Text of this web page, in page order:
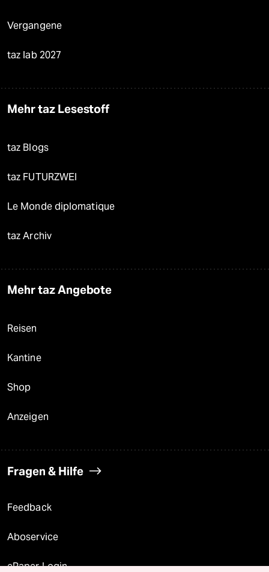
Vergangene
taz lab 2027
Mehr taz Lesestoff
taz Blogs
taz FUTURZWEI
Le Monde diplomatique
taz Archiv
Mehr taz Angebote
Reisen
Kantine
Shop
Anzeigen
Fragen & Hilfe
Feedback
Aboservice
ePaper Login